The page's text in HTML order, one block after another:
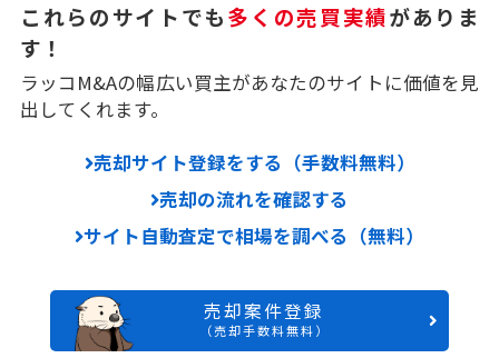
これらのサイトでも多くの売買実績がありま
す！
ラッコM&Aの幅広い買主があなたのサイトに価値を見
出してくれます。
売却サイト登録をする（手数料無料）
売却の流れを確認する
サイト自動査定で相場を調べる（無料）
売却案件登録
（売却手数料無料）